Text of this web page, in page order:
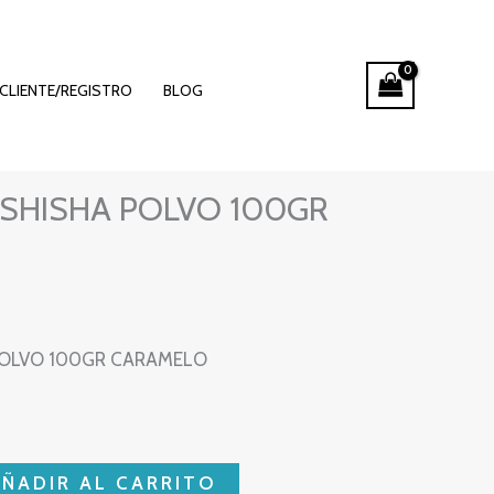
CLIENTE/REGISTRO BLOG
POLVO 100GR
100GR CARAMELO
AL CARRITO